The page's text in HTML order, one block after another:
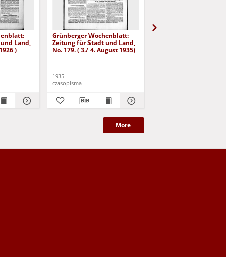
Land,
)
Grünberger Wochenblatt:
Zeitung für Stadt und Land,
No. 179. ( 3./ 4. August 1935)
1935
czasopisma
More